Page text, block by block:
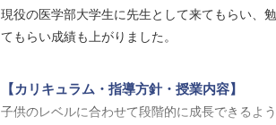
子供が苦手な科目を克服できて今では勉強も楽
かったと思っています。
現役の医学部大学生に先生として来てもらい、
てもらい成績も上がりました。
【カリキュラム・指導方針・授業内容】
子供のレベルに合わせて段階的に成長できるよ